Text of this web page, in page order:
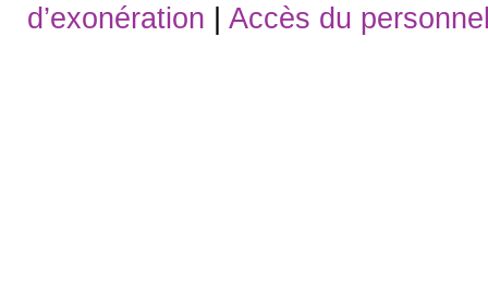
d’exonération | Accès du